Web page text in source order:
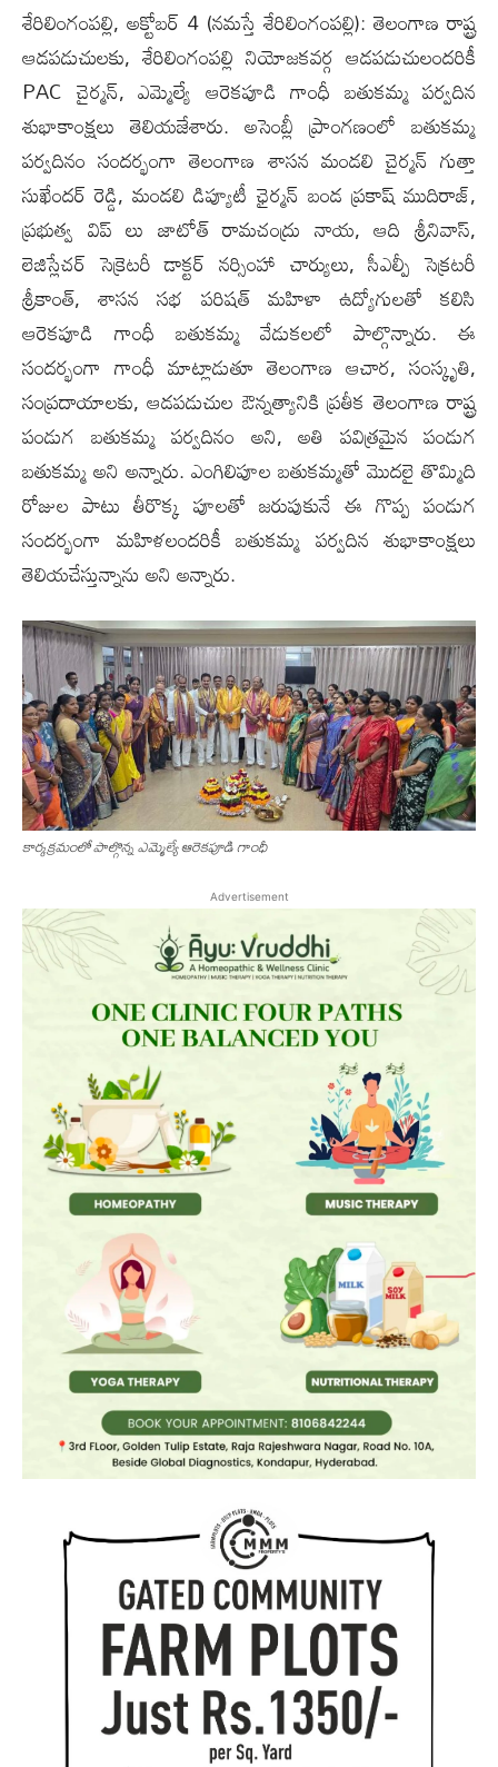
శేరిలింగంప‌ల్లి, అక్టోబ‌ర్ 4 (న‌మ‌స్తే శేరిలింగంప‌ల్లి): తెలంగాణ రాష్ట్ర
ఆడపడుచులకు, శేరిలింగంపల్లి నియోజకవర్గ ఆడపడుచులందరికీ
PAC చైర్మన్, ఎమ్మెల్యే ఆరెకపూడి గాంధీ బతుకమ్మ పర్వదిన
శుభాకాంక్షలు తెలియజేశారు. అసెంబ్లీ ప్రాంగణంలో బతుకమ్మ
పర్వదినం సందర్భంగా తెలంగాణ శాసన మండలి చైర్మన్ గుత్తా
సుఖేందర్ రెడ్డి, మండలి డిప్యూటీ ఛైర్మన్ బండ ప్రకాష్ ముదిరాజ్,
ప్రభుత్వ విప్ లు జాటోత్ రామచంద్రు నాయ, ఆది శ్రీనివాస్,
లెజిస్లేచర్ సెక్రెటరీ డాక్టర్ నర్సింహా చార్యులు, సీఎల్పీ సెక్రటరీ
శ్రీకాంత్, శాసన సభ పరిషత్ మహిళా ఉద్యోగులతో కలిసి
ఆరెకపూడి గాంధీ బతుకమ్మ వేడుకలలో పాల్గొన్నారు. ఈ
సందర్భంగా గాంధీ మాట్లాడుతూ తెలంగాణ ఆచార, సంస్కృతి,
సంప్రదాయాలకు, ఆడపడుచుల ఔన్నత్యానికి ప్రతీక తెలంగాణ రాష్ట్ర
పండుగ బతుకమ్మ పర్వదినం అని, అతి పవిత్రమైన పండుగ
బతుకమ్మ అని అన్నారు. ఎంగిలిపూల బతుకమ్మతో మొదలై తొమ్మిది
రోజుల పాటు తీరొక్క పూలతో జరుపుకునే ఈ గొప్ప పండుగ
సందర్భంగా మ‌హిళ‌లంద‌రికీ బతుకమ్మ పర్వదిన శుభాకాంక్షలు
తెలియచేస్తున్నాను అని అన్నారు.
కార్క‌క్ర‌మంలో పాల్గొన్న ఎమ్మెల్యే ఆరెకపూడి గాంధీ
Advertisement